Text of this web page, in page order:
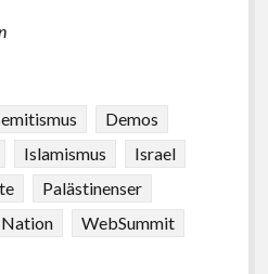
Demos
Islamismus
Israel
Palästinenser
WebSummit